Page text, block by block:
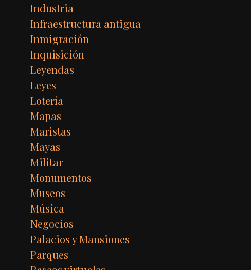
Industria
Infraestructura antigua
Inmigración
Inquisición
Leyendas
Leyes
Lotería
Mapas
Maristas
Mayas
Militar
Monumentos
Museos
Música
Negocios
Palacios y Mansiones
Parques